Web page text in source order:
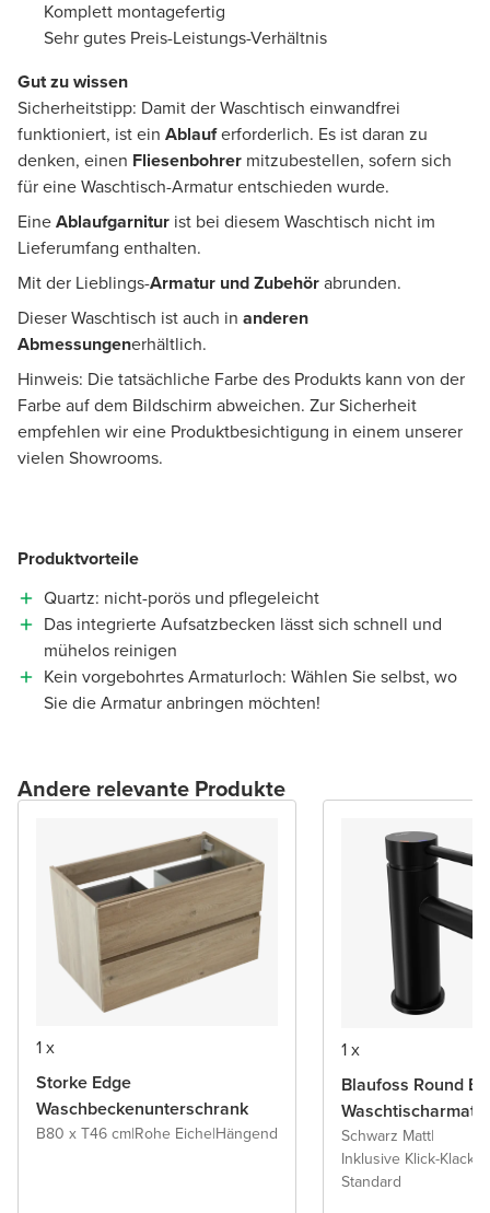
Komplett montagefertig
Sehr gutes Preis-Leistungs-Verhältnis
Gut zu wissen
Sicherheitstipp: Damit der Waschtisch einwandfrei
funktioniert, ist ein Ablauferforderlich. Es ist daran zu
denken, einen Fliesenbohrer mitzubestellen, sofern sich
für eine Waschtisch-Armatur entschieden wurde.
EineAblaufgarnitur ist bei diesem Waschtisch nicht im
Lieferumfang enthalten.
Mit der Lieblings-Armatur und Zubehörabrunden.
Dieser Waschtisch ist auch in anderen
Abmessungenerhältlich.
Hinweis: Die tatsächliche Farbe des Produkts kann von der
Farbe auf dem Bildschirm abweichen. Zur Sicherheit
empfehlen wir eine Produktbesichtigung in einem unserer
vielen Showrooms.
Produktvorteile
Quartz: nicht-porös und pflegeleicht
Das integrierte Aufsatzbecken lässt sich schnell und
mühelos reinigen
Kein vorgebohrtes Armaturloch: Wählen Sie selbst, wo
Sie die Armatur anbringen möchten!
Andere relevante Produkte
1 x
Storke Edge
Waschbeckenunterschrank
B80 x T46 cm|Rohe Eiche|Hängend
1 x
Blaufoss Round
Schwarz Matt|
Inklusive Klick-Klack
Standard